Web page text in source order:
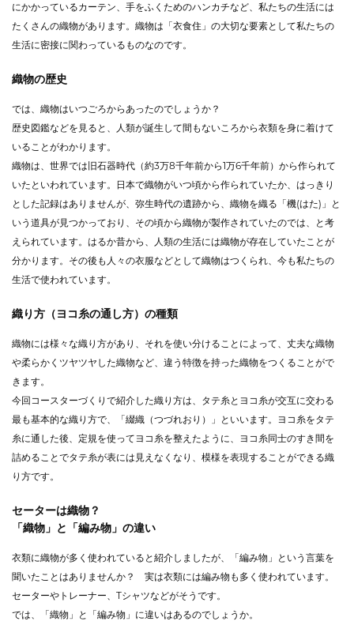
にかかっているカーテン、手をふくためのハンカチなど、私たちの生活には
たくさんの織物があります。織物は「衣食住」の大切な要素として私たちの
生活に密接に関わっているものなのです。
織物の歴史
では、織物はいつごろからあったのでしょうか？
歴史図鑑などを見ると、人類が誕生して間もないころから衣類を身に着けて
いることがわかります。
織物は、世界では旧石器時代（約3万8千年前から1万6千年前）から作られて
いたといわれています。日本で織物がいつ頃から作られていたか、はっきり
とした記録はありませんが、弥生時代の遺跡から、織物を織る「機(はた)」と
いう道具が見つかっており、その頃から織物が製作されていたのでは、と考
えられています。はるか昔から、人類の生活には織物が存在していたことが
分かります。その後も人々の衣服などとして織物はつくられ、今も私たちの
生活で使われています。
織り方（ヨコ糸の通し方）の種類
織物には様々な織り方があり、それを使い分けることによって、丈夫な織物
や柔らかくツヤツヤした織物など、違う特徴を持った織物をつくることがで
きます。
今回コースターづくりで紹介した織り方は、タテ糸とヨコ糸が交互に交わる
最も基本的な織り方で、「綴織（つづれおり）」といいます。ヨコ糸をタテ
糸に通した後、定規を使ってヨコ糸を整えたように、ヨコ糸同士のすき間を
詰めることでタテ糸が表には見えなくなり、模様を表現することができる織
り方です。
セーターは織物？
「織物」と「編み物」の違い
衣類に織物が多く使われていると紹介しましたが、「編み物」という言葉を
聞いたことはありませんか？ 実は衣類には編み物も多く使われています。
セーターやトレーナー、Tシャツなどがそうです。
では、「織物」と「編み物」に違いはあるのでしょうか。